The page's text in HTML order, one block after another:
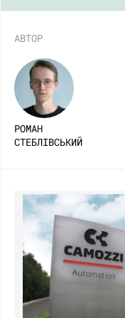
АВТОР
РОМАН
СТЕБЛІВСЬКИЙ